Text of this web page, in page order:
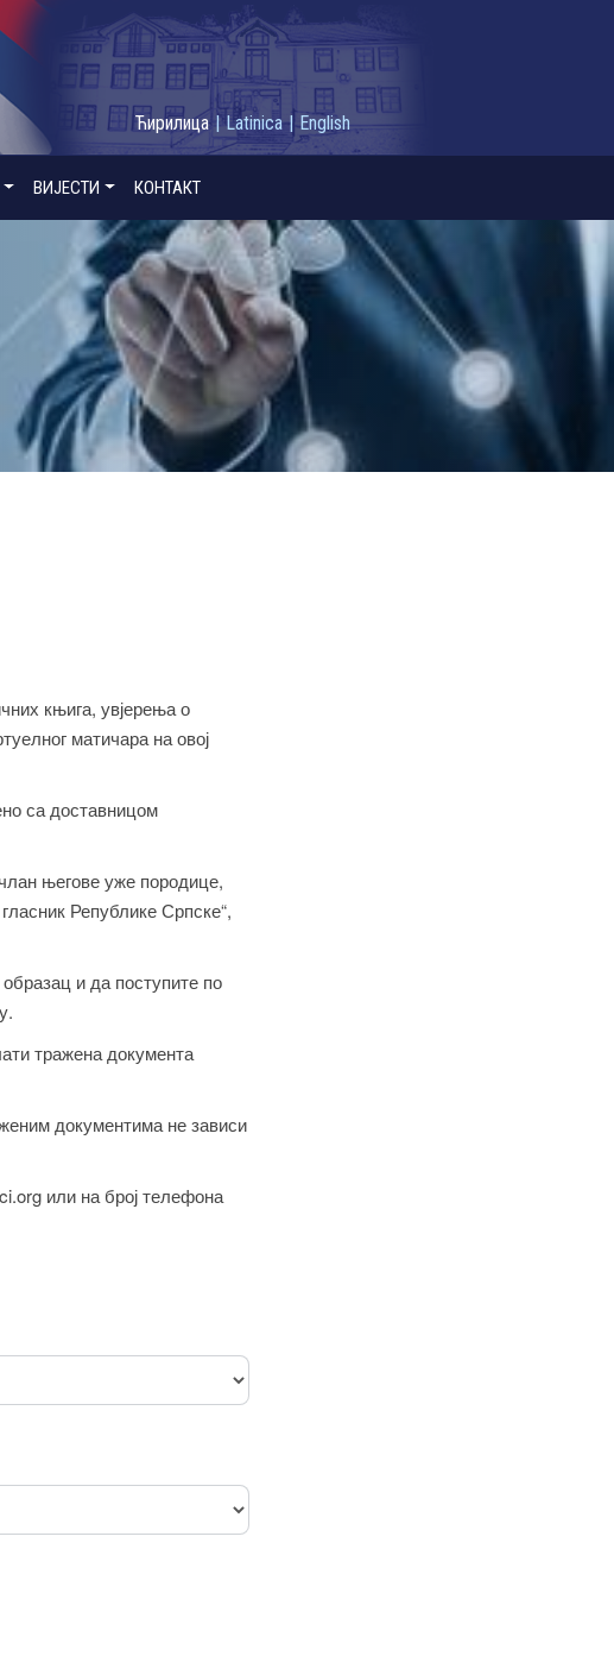
Ћирилица | Latinica | English
ВИЈЕСТИ КОНТАКТ